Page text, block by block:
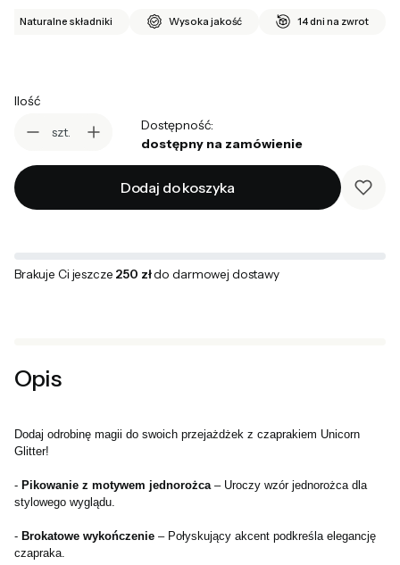
Naturalne składniki Wysoka jakość 14 dni na zwrot
Ilość
szt.
Dostępność:
dostępny na zamówienie
Dodaj do koszyka
Brakuje Ci jeszcze 250 złdo darmowej dostawy
Opis
Dodaj odrobinę magii do swoich przejażdżek z czaprakiem Unicorn
Glitter!
- Pikowanie z motywem jednorożca – Uroczy wzór jednorożca dla
stylowego wyglądu.
- Brokatowe wykończenie – Połyskujący akcent podkreśla elegancję
czapraka.